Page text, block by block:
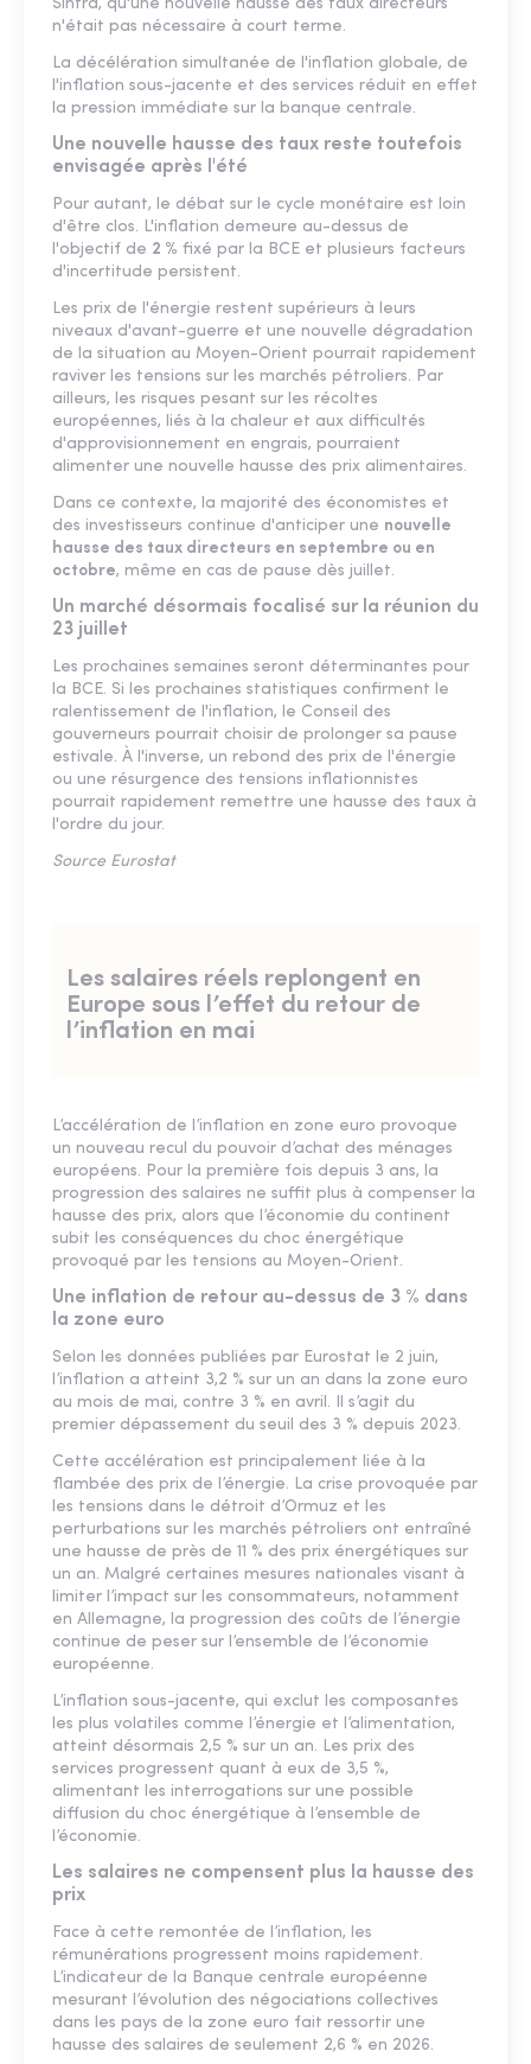
Sintra, qu'une nouvelle hausse des taux directeurs
n'était pas nécessaire à court terme.
La décélération simultanée de l'inflation globale, de
l'inflation sous-jacente et des services réduit en effet
la pression immédiate sur la banque centrale.
Une nouvelle hausse des taux reste toutefois
envisagée après l'été
Pour autant, le débat sur le cycle monétaire est loin
d'être clos. L'inflation demeure au-dessus de
l'objectif de 2 % fixé par la BCE et plusieurs facteurs
d'incertitude persistent.
Les prix de l'énergie restent supérieurs à leurs
niveaux d'avant-guerre et une nouvelle dégradation
de la situation au Moyen-Orient pourrait rapidement
raviver les tensions sur les marchés pétroliers. Par
ailleurs, les risques pesant sur les récoltes
européennes, liés à la chaleur et aux difficultés
d'approvisionnement en engrais, pourraient
alimenter une nouvelle hausse des prix alimentaires.
Dans ce contexte, la majorité des économistes et
des investisseurs continue d'anticiper une nouvelle
hausse des taux directeurs en septembre ou en
octobre, même en cas de pause dès juillet.
Un marché désormais focalisé sur la réunion du
23 juillet
Les prochaines semaines seront déterminantes pour
la BCE. Si les prochaines statistiques confirment le
ralentissement de l'inflation, le Conseil des
gouverneurs pourrait choisir de prolonger sa pause
estivale. À l'inverse, un rebond des prix de l'énergie
ou une résurgence des tensions inflationnistes
pourrait rapidement remettre une hausse des taux à
l'ordre du jour.
Source Eurostat
Les salaires réels replongent en
Europe sous l’effet du retour de
l’inflation en mai
L’accélération de l’inflation en zone euro provoque
un nouveau recul du pouvoir d’achat des ménages
européens. Pour la première fois depuis 3 ans, la
progression des salaires ne suffit plus à compenser la
hausse des prix, alors que l’économie du continent
subit les conséquences du choc énergétique
provoqué par les tensions au Moyen-Orient.
Une inflation de retour au-dessus de 3 % dans
la zone euro
Selon les données publiées par Eurostat le 2 juin,
l’inflation a atteint 3,2 % sur un an dans la zone euro
au mois de mai, contre 3 % en avril. Il s’agit du
premier dépassement du seuil des 3 % depuis 2023.
Cette accélération est principalement liée à la
flambée des prix de l’énergie. La crise provoquée par
les tensions dans le détroit d’Ormuz et les
perturbations sur les marchés pétroliers ont entraîné
une hausse de près de 11 % des prix énergétiques sur
un an. Malgré certaines mesures nationales visant à
limiter l’impact sur les consommateurs, notamment
en Allemagne, la progression des coûts de l’énergie
continue de peser sur l’ensemble de l’économie
européenne.
L’inflation sous-jacente, qui exclut les composantes
les plus volatiles comme l’énergie et l’alimentation,
atteint désormais 2,5 % sur un an. Les prix des
services progressent quant à eux de 3,5 %,
alimentant les interrogations sur une possible
diffusion du choc énergétique à l’ensemble de
l’économie.
Les salaires ne compensent plus la hausse des
prix
Face à cette remontée de l’inflation, les
rémunérations progressent moins rapidement.
L’indicateur de la Banque centrale européenne
mesurant l’évolution des négociations collectives
dans les pays de la zone euro fait ressortir une
hausse des salaires de seulement 2,6 % en 2026.